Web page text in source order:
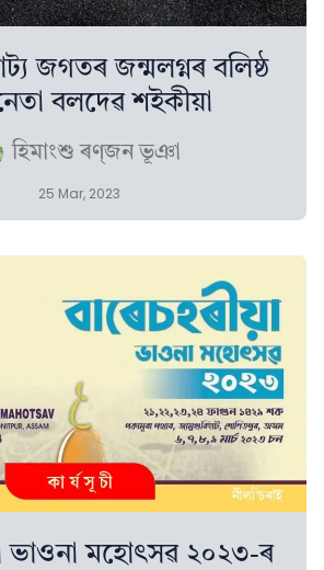
জগতৰ জন্মলগ্নৰ বলিষ্ঠ
বলদেৱ শইকীয়া
হিমাংশু ৰণ্‌জন ভূঞা
25 Mar, 2023
ভাওনা মহোৎসৱ ২০২৩-ৰ